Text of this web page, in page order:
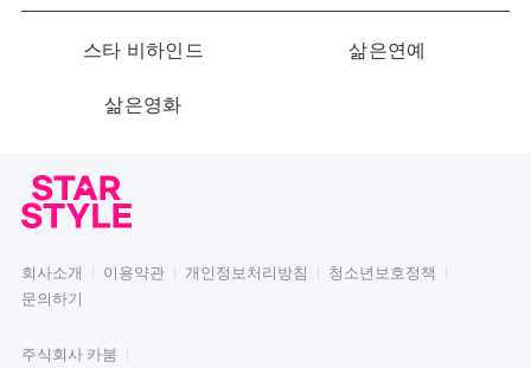
스타 비하인드 삶은연예
삶은영화
회사소개 이용약관 개인정보처리방침
청소년보호정책
문의하기
주식회사 카붐